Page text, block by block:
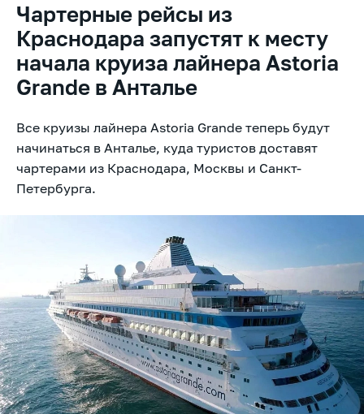
Чартерные рейсы из
Краснодара запустят к месту
начала круиза лайнера Astoria
Grande в Анталье
Все круизы лайнера Astoria Grande теперь будут
начинаться в Анталье, куда туристов доставят
чартерами из Краснодара, Москвы и Санкт-
Петербурга.